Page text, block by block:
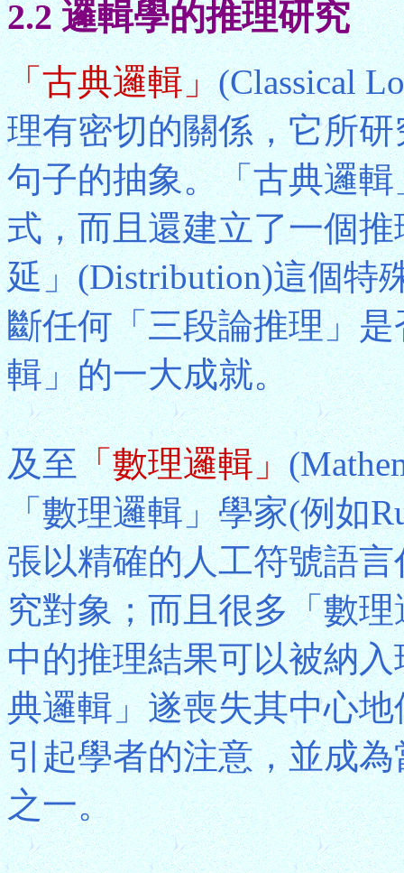
2.2 邏輯學的推理研究
「古典邏輯」(Classical
理有密切的關係，它所
句子的抽象。「古典邏
式，而且還建立了一個
延」(Distribution)這個特
斷任何「三段論推理」
輯」的一大成就。
及至「數理邏輯」
「數理邏輯」學家(例如
張以精確的人工符號語
究對象；而且很多「數
中的推理結果可以被納
典邏輯」遂喪失其中心
引起學者的注意，並成
之一。